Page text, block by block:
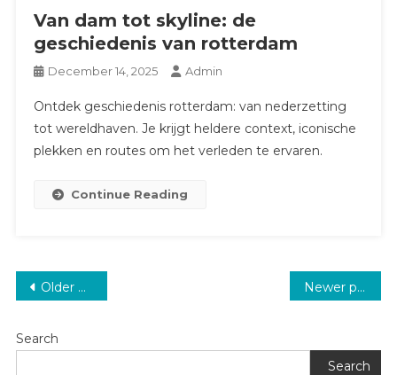
Van dam tot skyline: de
geschiedenis van rotterdam
December 14, 2025 Admin
Ontdek geschiedenis rotterdam: van nederzetting
tot wereldhaven. Je krijgt heldere context, iconische
plekken en routes om het verleden te ervaren.
Continue Reading
Posts
Older posts Newer posts
Search
Search